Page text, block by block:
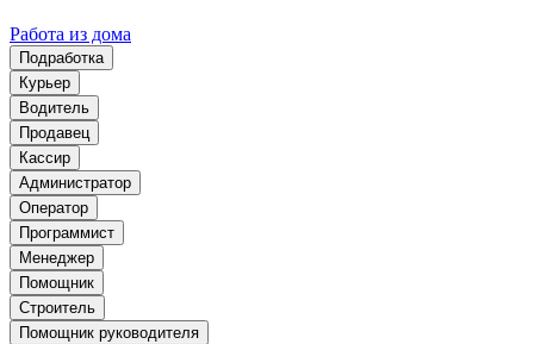
Работа из дома
Подработка
Курьер
Водитель
Продавец
Кассир
Администратор
Оператор
Программист
Менеджер
Помощник
Строитель
Помощник руководителя